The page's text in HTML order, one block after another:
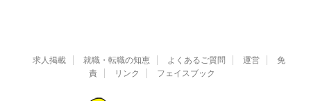
求人掲載 就職・転職の知恵 よくあるご質問 運営
免
責
リンク フェイスブック